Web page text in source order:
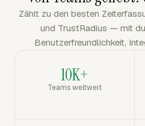
Zählt zu den besten
und TrustRadius — mit
Benutzerfreundlichkeit,
10K+
Teams weltweit